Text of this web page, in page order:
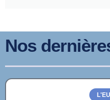
Nos